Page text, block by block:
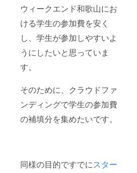
ウィークエンド和歌山にお
ける学生の参加費を安く
し、学生が参加しやすいよ
うにしたいと思っていま
す。
そのために、クラウドファ
ンディングで学生の参加費
の補填分を集めたいです。
同様の目的ですでにスター